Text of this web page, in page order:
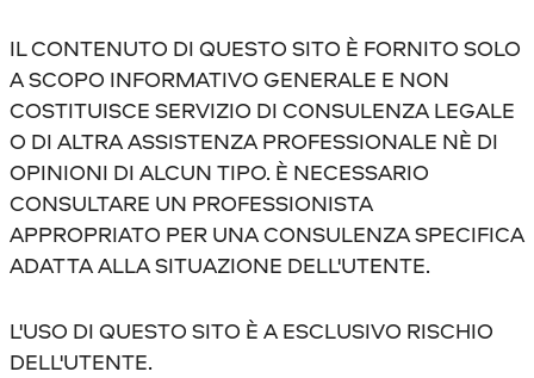
IL CONTENUTO DI QUESTO SITO È FORNITO SOLO
A SCOPO INFORMATIVO GENERALE E NON
COSTITUISCE SERVIZIO DI CONSULENZA LEGALE
O DI ALTRA ASSISTENZA PROFESSIONALE NÈ DI
OPINIONI DI ALCUN TIPO. È NECESSARIO
CONSULTARE UN PROFESSIONISTA
APPROPRIATO PER UNA CONSULENZA SPECIFICA
ADATTA ALLA SITUAZIONE DELL'UTENTE.
L'USO DI QUESTO SITO È A ESCLUSIVO RISCHIO
DELL'UTENTE.